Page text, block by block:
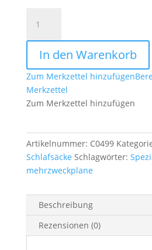
Tarp
-
Mehrzweckplane
Spezialkräfte
IR
oliv
GR.1
In den Warenkorb
Zum Merkzettel hinzufügen
Merkzettel
Zum Merkzettel hinzufügen
Artikelnummer: C0499
Schlafsäcke Schlagwörter:
mehrzweckplane
Beschreibung
Rezensionen (0)